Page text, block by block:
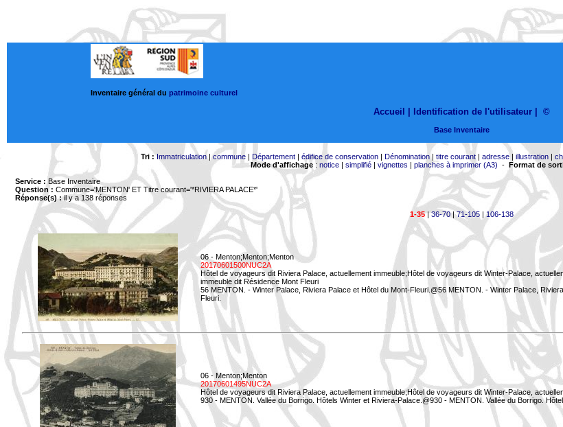
Inventaire général du patrimoine culturel
Accueil | Identification de l'utilisateur ©
Base Inventaire
Tri : Immatriculation|commune| Département| édifice de conservation| Dénomination| titre courant| adresse| illustration|
Mode d'affichage: notice| simplifié| vignettes | planches à imprimer (A3) - Format de
Service : Base Inventaire
Question : Commune='MENTON' ET Titre courant='*RIVIERA PALACE*'
Réponse(s) :il y a 138 réponses
1-35|36-70|71-105| 106-138
06 - Menton;Menton;Menton
20170601500NUC2A
Hôtel de voyageurs dit Riviera Palace, actuellement immeuble;Hôtel de voyageurs dit Winter-Palace,
immeuble dit Résidence Mont Fleuri
56 MENTON. - Winter Palace, Riviera Palace et Hôtel du Mont-Fleuri.@56 MENTON. - Winter Palace,
Fleuri.
06 - Menton;Menton
20170601495NUC2A
Hôtel de voyageurs dit Riviera Palace, actuellement immeuble;Hôtel de voyageurs dit Winter-Palace,
930 - MENTON. Vallée du Borrigo. Hôtels Winter et Riviera-Palace.@930 - MENTON. Vallée du Borrigo.